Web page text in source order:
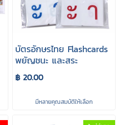
บัตรอักษรไทย Flashcards
พยัญชนะ และสระ
฿ 20.00
มีหลายคุณสมบัติให้เลือก